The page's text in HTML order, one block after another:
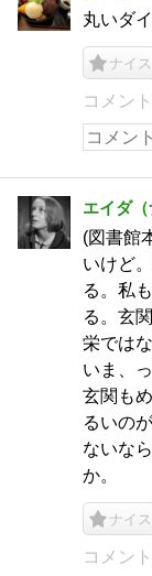
丸いダ
ナイス
コメン
エイダ（
(図書館
いけど
る。私
る。玄
栄では
いま、
玄関も
るいの
ないな
か。
ナイス
コメン